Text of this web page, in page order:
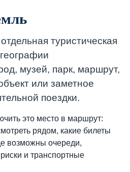
туристическая
музей, парк, маршрут,
или заметное
поездки.
это место в маршрут:
рядом, какие билеты
возможны очереди,
и транспортные